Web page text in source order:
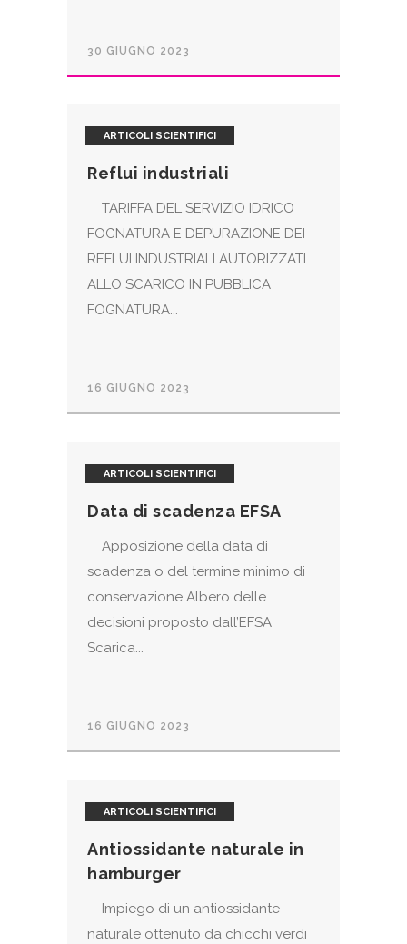
30 GIUGNO 2023
ARTICOLI SCIENTIFICI
Reflui industriali
TARIFFA DEL SERVIZIO IDRICO
FOGNATURA E DEPURAZIONE DEI
REFLUI INDUSTRIALI AUTORIZZATI
ALLO SCARICO IN PUBBLICA
FOGNATURA...
16 GIUGNO 2023
ARTICOLI SCIENTIFICI
Data di scadenza EFSA
Apposizione della data di
scadenza o del termine minimo di
conservazione Albero delle
decisioni proposto dall’EFSA
Scarica...
16 GIUGNO 2023
ARTICOLI SCIENTIFICI
Antiossidante naturale in
hamburger
Impiego di un antiossidante
naturale ottenuto da chicchi verdi